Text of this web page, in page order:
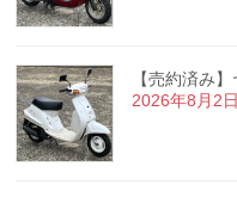
【売約済み
2026年8月2日